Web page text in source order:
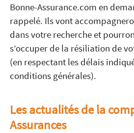
Bonne-Assurance.com en
rappelé. Ils vont
dans votre recherche et
s’occuper de la résiliation de
(en respectant les délais
conditions générales).
Les actualités de la
Assurances